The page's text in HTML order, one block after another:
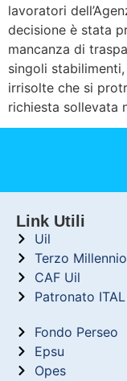
lavoratori
decisione è stata
mancanza di
singoli
irrisolte che si
richiesta sollevata
Link Utili
Uil
Terzo Millennio
CAF Uil
Patronato
Fondo Perseo
Epsu
Opes